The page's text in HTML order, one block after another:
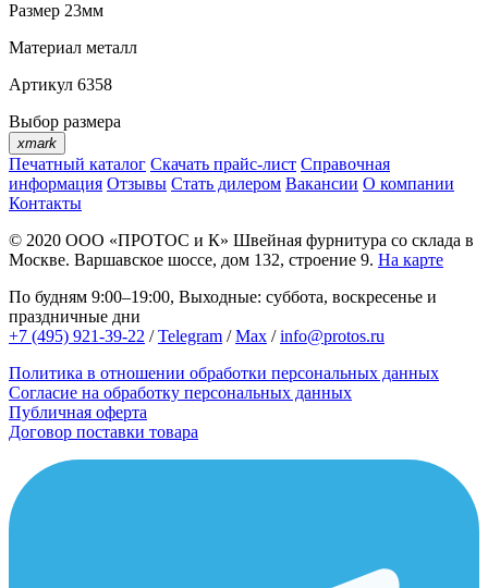
Размер 23мм
Материал металл
Артикул 6358
Выбор размера
xmark
Печатный каталог Скачать прайс-лист Справочная
информация Отзывы Стать дилером Вакансии О компании
Контакты
© 2020 ООО «ПРОТОС и К» Швейная фурнитура со склада в
Москве. Варшавское шоссе, дом 132, строение 9. На карте
По будням 9:00–19:00, Выходные: суббота, воскресенье и
праздничные дни
+7 (495) 921-39-22 /Telegram /Max /info@protos.ru
Политика в отношении обработки персональных данных
Согласие на обработку персональных данных
Публичная оферта
Договор поставки товара